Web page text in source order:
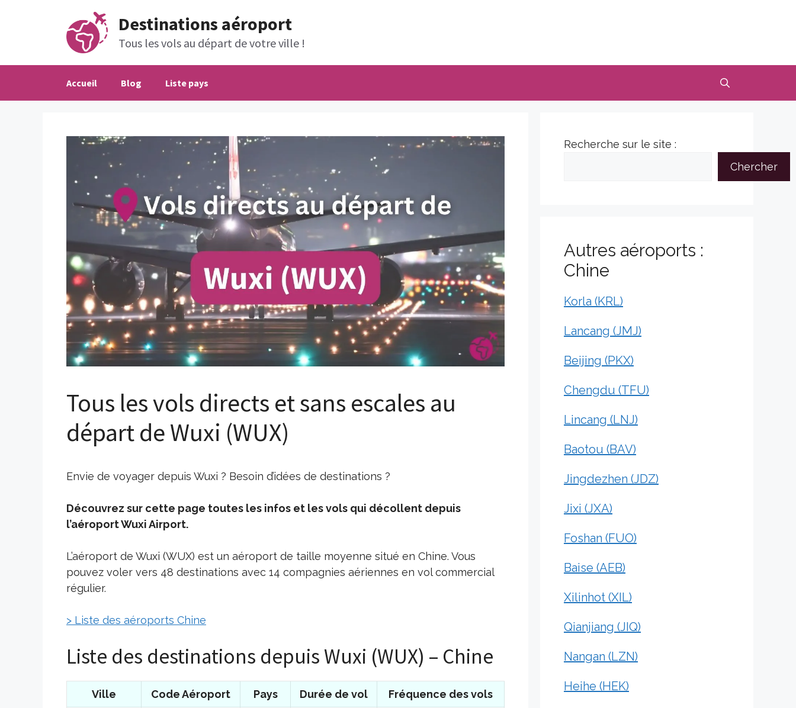
Destinations aéroport
Tous les vols au départ de votre ville !
Accueil Blog Liste pays
Tous les vols directs et sans escales au
départ de Wuxi (WUX)
Envie de voyager depuis Wuxi ? Besoin d’idées de destinations ?
Découvrez sur cette page toutes les infos et les vols qui décollent depuis
l’aéroport Wuxi Airport.
L’aéroport de Wuxi (WUX) est un aéroport de taille moyenne situé en Chine. Vous
pouvez voler vers 48 destinations avec 14 compagnies aériennes en vol commercial
régulier.
> Liste des aéroports Chine
Liste des destinations depuis Wuxi (WUX) – Chine
Ville Code Aéroport Pays Durée de vol Fréquence des vols
Recherche sur le site :
Chercher
Autres aéroports :
Chine
Korla (KRL)
Lancang (JMJ)
Beijing (PKX)
Chengdu (TFU)
Lincang (LNJ)
Baotou (BAV)
Jingdezhen (JDZ)
Jixi (JXA)
Foshan (FUO)
Baise (AEB)
Xilinhot (XIL)
Qianjiang (JIQ)
Nangan (LZN)
Heihe (HEK)